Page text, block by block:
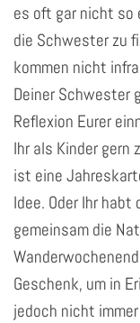
es oft gar nicht so
die Schwester zu
kommen nicht
Deiner Schwester
Reflexion Eurer
Ihr als Kinder gern
ist eine
Idee. Oder Ihr
gemeinsam die
Geschenk, um in
jedoch nicht